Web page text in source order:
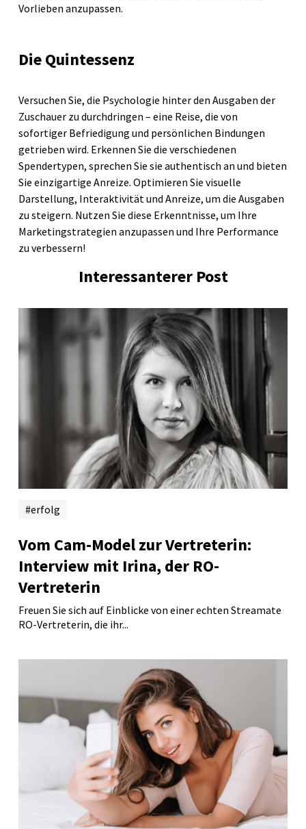
Vorlieben anzupassen.
Die Quintessenz
Versuchen Sie, die Psychologie hinter den Ausgaben der
Zuschauer zu durchdringen – eine Reise, die von
sofortiger Befriedigung und persönlichen Bindungen
getrieben wird. Erkennen Sie die verschiedenen
Spendertypen, sprechen Sie sie authentisch an und bieten
Sie einzigartige Anreize. Optimieren Sie visuelle
Darstellung, Interaktivität und Anreize, um die Ausgaben
zu steigern. Nutzen Sie diese Erkenntnisse, um Ihre
Marketingstrategien anzupassen und Ihre Performance
zu verbessern!
Interessanterer Post
erfolg
Vom Cam-Model zur Vertreterin:
Interview mit Irina, der RO-
Vertreterin
Freuen Sie sich auf Einblicke von einer echten Streamate
RO-Vertreterin, die ihr...